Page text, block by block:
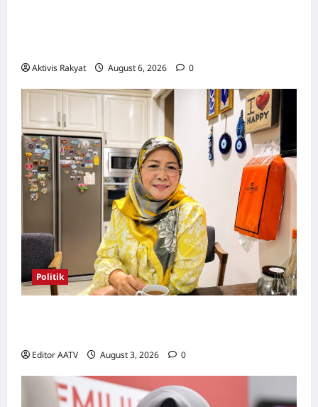
Aktivis Rakyat August 6, 2026 0
Politik
Editor AATV August 3, 2026 0